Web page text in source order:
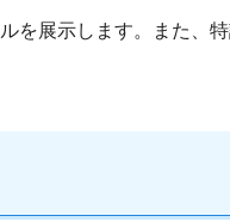
展示します。また、